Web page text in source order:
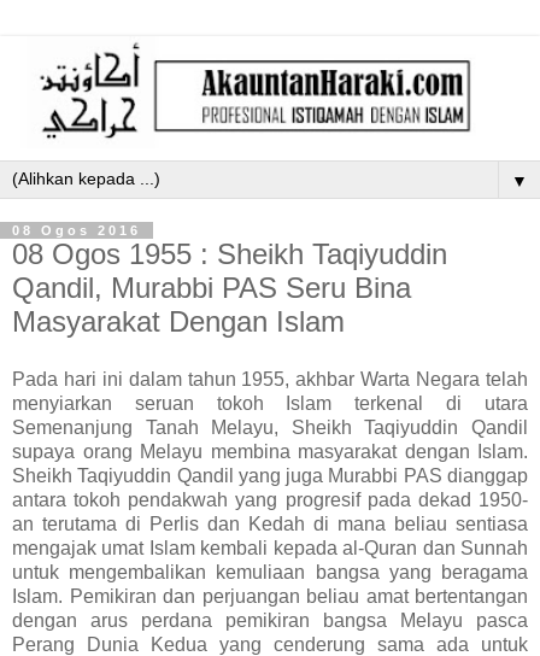
▼
08 Ogos 2016
08 Ogos 1955 : Sheikh Taqiyuddin
Qandil, Murabbi PAS Seru Bina
Masyarakat Dengan Islam
Pada hari ini dalam tahun 1955, akhbar Warta Negara telah
menyiarkan seruan tokoh Islam terkenal di utara
Semenanjung Tanah Melayu, Sheikh Taqiyuddin Qandil
supaya orang Melayu membina masyarakat dengan Islam.
Sheikh Taqiyuddin Qandil yang juga Murabbi PAS dianggap
antara tokoh pendakwah yang progresif pada dekad 1950-
an terutama di Perlis dan Kedah di mana beliau sentiasa
mengajak umat Islam kembali kepada al-Quran dan Sunnah
untuk mengembalikan kemuliaan bangsa yang beragama
Islam. Pemikiran dan perjuangan beliau amat bertentangan
dengan arus perdana pemikiran bangsa Melayu pasca
Perang Dunia Kedua yang cenderung sama ada untuk